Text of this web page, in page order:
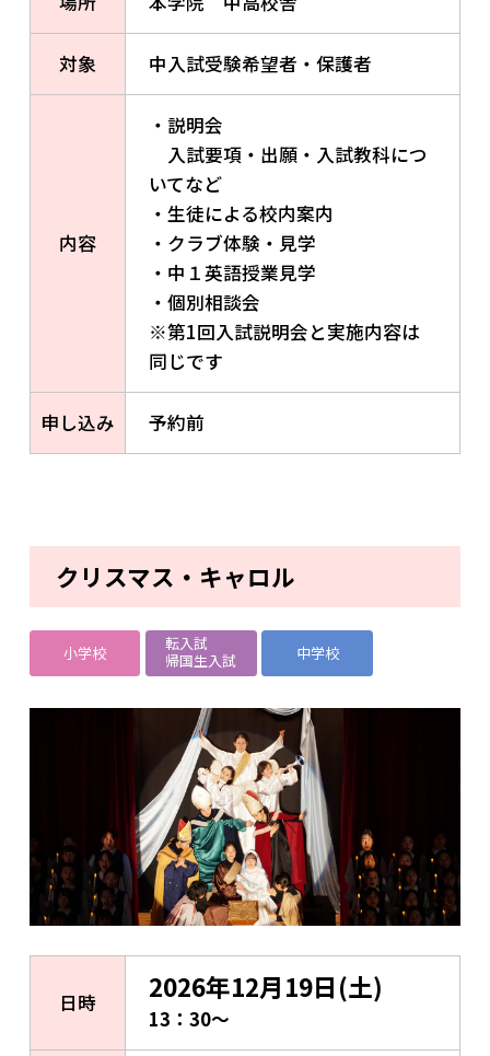
対象 中入試受験希望者・保護者
内容
・説明会
入試要項・出願・入試教科につ
いてなど
・生徒による校内案内
・クラブ体験・見学
・中１英語授業見学
・個別相談会
※第1回入試説明会と実施内容は
同じです
申し込み 予約前
クリスマス・キャロル
小学校
転入試
帰国生入試
中学校
日時 2026年12月19日(土)
13：30～